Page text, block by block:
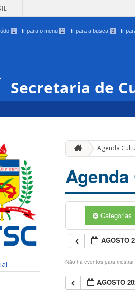
1 Ir para o menu 2 Ir para a busca 3 Ir
Secretaria de
Agenda
Categorias
AGOSTO
Não há eventos para
AGOSTO